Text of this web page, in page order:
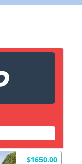
$1650.00
courriel)
X Fermer